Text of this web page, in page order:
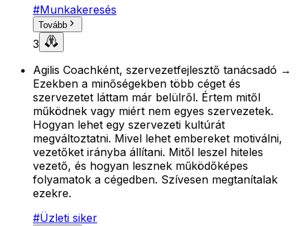
#Munkakeresés
Tovább
3
Agilis Coachként, szervezetfejlesztő tanácsadó →
Ezekben a minőségekben több céget és
szervezetet láttam már belülről. Értem mitől
működnek vagy miért nem egyes szervezetek.
Hogyan lehet egy szervezeti kultúrát
megváltoztatni. Mivel lehet embereket motiválni,
vezetőket irányba állítani. Mitől leszel hiteles
vezető, és hogyan lesznek működőképes
folyamatok a cégedben. Szívesen megtanítalak
ezekre.
#Üzleti siker